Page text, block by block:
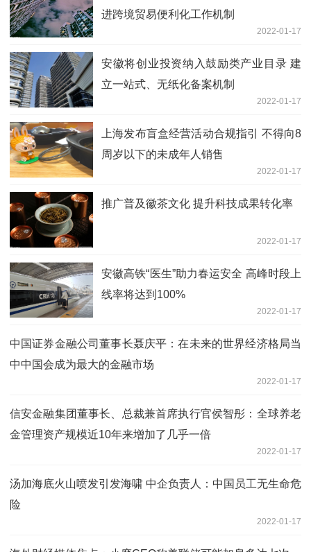
进跨境贸易便利化工作机制
2022-01-17
安徽将创业投资纳入鼓励类产业目录 建
立一站式、无纸化备案机制
2022-01-17
上海发布盲盒经营活动合规指引 不得向8
周岁以下的未成年人销售
2022-01-17
推广普及徽茶文化 提升科技成果转化率
2022-01-17
安徽高铁“医生”助力春运安全 高峰时段上
线率将达到100%
2022-01-17
中国证券金融公司董事长聂庆平：在未来的世界经济格局当
中中国会成为最大的金融市场
2022-01-17
信安金融集团董事长、总裁兼首席执行官侯智彤：全球养老
金管理资产规模近10年来增加了几乎一倍
2022-01-17
汤加海底火山喷发引发海啸 中企负责人：中国员工无生命危
险
2022-01-17